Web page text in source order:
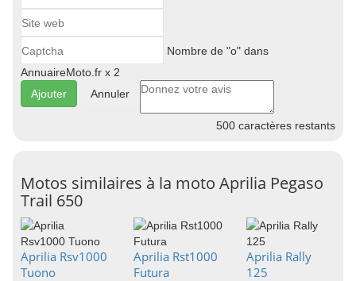
Nombre de "o" dans
AnnuaireMoto.fr x 2
Annuler
500 caractères restants
Motos similaires à la moto Aprilia Pegaso
Trail 650
Aprilia Rsv1000
Tuono
Aprilia Rst1000
Futura
Aprilia Rally
125